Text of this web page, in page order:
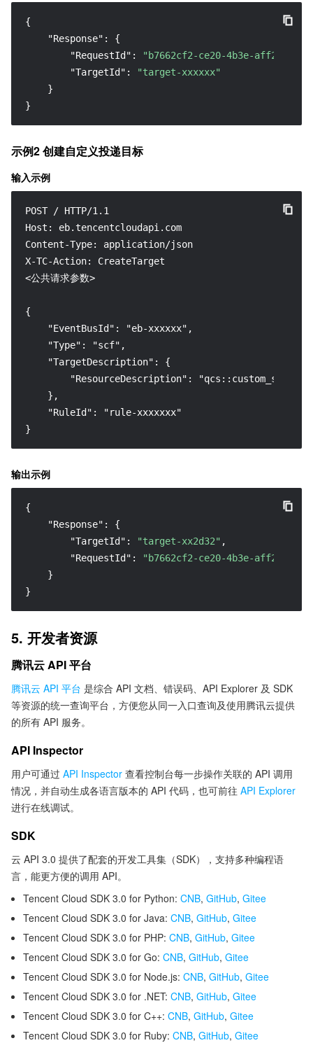
{
"Response" :
{
"RequestId" :
"b7662cf2-ce20-4b3e-aff2-
"TargetId" :
"target-xxxxxx"
}
}
示例2 创建自定义投递目标
输入示例
POST / HTTP/1.1
Host: eb.tencentcloudapi.com
Content-Type: application/json
X-TC-Action: CreateTarget
<公共请求参数>
{
    "EventBusId": "eb-xxxxxx",
    "Type": "scf",
    "TargetDescription": {
"ResourceDescription":
    },
    "RuleId": "rule-xxxxxxx"
}
输出示例
{
"Response" :
{
"TargetId" : "target-xx2d32" ,
"RequestId" :
"b7662cf2-ce20-4b3e-aff2-
}
}
5. 开发者资源
腾讯云 API 平台
腾讯云 API 平台 是综合 API 文档、错误码、API Explorer 及 SDK
等资源的统一查询平台，方便您从同一入口查询及使用腾讯云提供
的所有 API 服务。
API Inspector
用户可通过 API Inspector 查看控制台每一步操作关联的 API 调用
情况，并自动生成各语言版本的 API 代码，也可前往 API Explorer
进行在线调试。
SDK
云 API 3.0 提供了配套的开发工具集（SDK），支持多种编程语
言，能更方便的调用 API。
Tencent Cloud SDK 3.0 for Python: CNB, GitHub, Gitee
Tencent Cloud SDK 3.0 for Java: CNB, GitHub, Gitee
Tencent Cloud SDK 3.0 for PHP: CNB, GitHub, Gitee
Tencent Cloud SDK 3.0 for Go: CNB, GitHub, Gitee
Tencent Cloud SDK 3.0 for Node.js: CNB, GitHub, Gitee
Tencent Cloud SDK 3.0 for .NET: CNB, GitHub, Gitee
Tencent Cloud SDK 3.0 for C++: CNB, GitHub, Gitee
Tencent Cloud SDK 3.0 for Ruby: CNB, GitHub, Gitee